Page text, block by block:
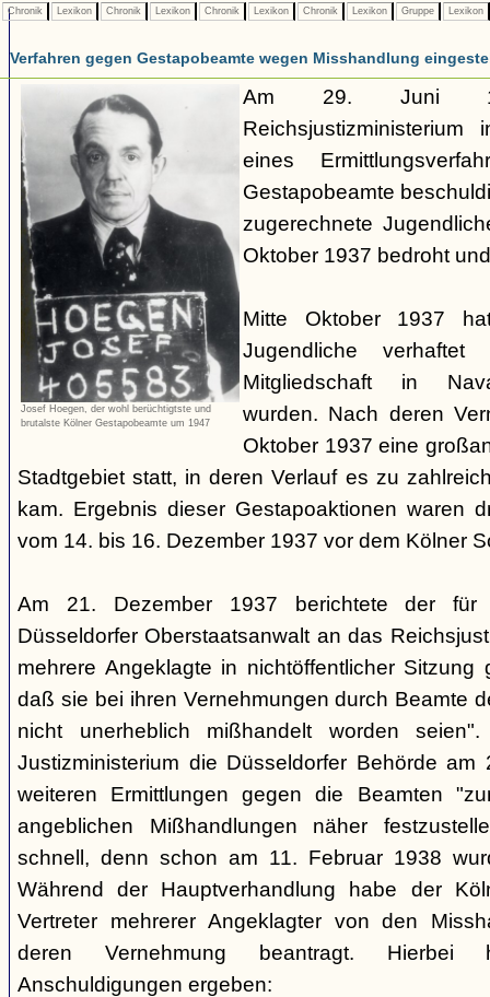
Chronik Lexikon Chronik Lexikon Chronik Lexikon Chronik Lexikon Gruppe Lexikon
Verfahren gegen Gestapobeamte wegen Misshandlung
Josef Hoegen, der wohl berüchtigtste und
brutalste Kölner Gestapobeamte um 1947
Am 29. Juni
eines
Gestapobeamte
zugerechnete
Oktober 1937 bedroht
Mitte Oktober 1937
Jugendliche
Mitgliedschaft in
wurden. Nach deren
Oktober 1937 eine
Stadtgebiet statt, in deren Verlauf es zu
kam. Ergebnis dieser Gestapoaktionen waren
vom 14. bis 16. Dezember 1937 vor dem Kölner
Am 21. Dezember 1937 berichtete der für
Düsseldorfer Oberstaatsanwalt an das
mehrere Angeklagte in nichtöffentlicher Sitzung
daß sie bei ihren Vernehmungen durch Beamte
nicht unerheblich mißhandelt worden
Justizministerium die Düsseldorfer Behörde
weiteren Ermittlungen gegen die Beamten
angeblichen Mißhandlungen näher
schnell, denn schon am 11. Februar 1938
Während der Hauptverhandlung habe der
Vertreter mehrerer Angeklagter von den
deren Vernehmung beantragt. Hierbei
Anschuldigungen ergeben: